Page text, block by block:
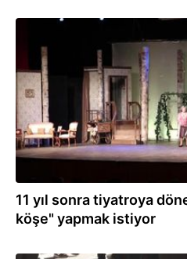
11 yıl sonra tiyatroya
köşe" yapmak istiyor